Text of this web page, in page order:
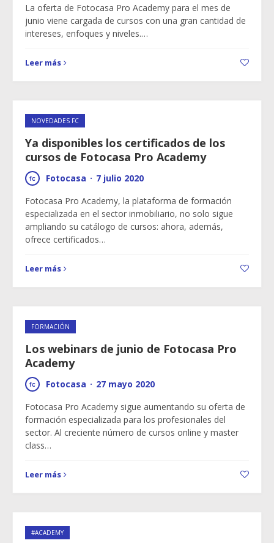
La oferta de Fotocasa Pro Academy para el mes de
junio viene cargada de cursos con una gran cantidad de
intereses, enfoques y niveles.…
Leer más
NOVEDADES FC
Ya disponibles los certificados de los
cursos de Fotocasa Pro Academy
Fotocasa · 7 julio 2020
Fotocasa Pro Academy, la plataforma de formación
especializada en el sector inmobiliario, no solo sigue
ampliando su catálogo de cursos: ahora, además,
ofrece certificados…
Leer más
FORMACIÓN
Los webinars de junio de Fotocasa Pro
Academy
Fotocasa · 27 mayo 2020
Fotocasa Pro Academy sigue aumentando su oferta de
formación especializada para los profesionales del
sector. Al creciente número de cursos online y master
class…
Leer más
#ACADEMY